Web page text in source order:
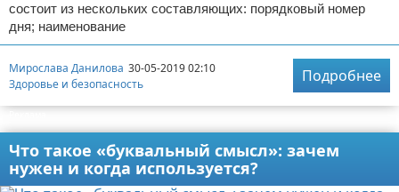
состоит из нескольких составляющих: порядковый номер
дня; наименование
Мирослава Данилова 30-05-2019 02:10
Здоровье и безопасность
Подробнее
Что такое «буквальный смысл»: зачем
нужен и когда используется?